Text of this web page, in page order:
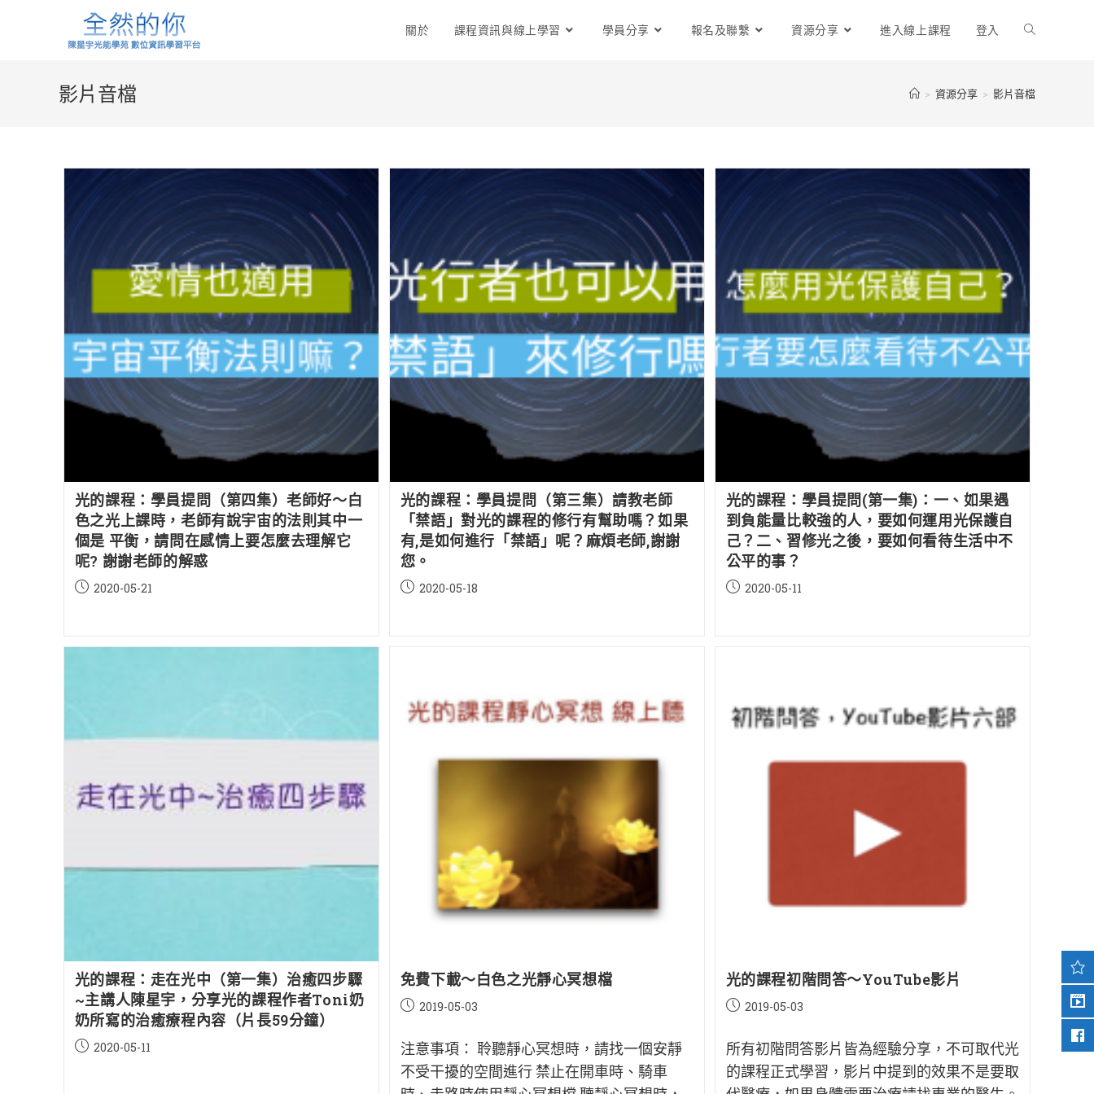
關於 課程資訊與線上學習 學員分享 報名及聯繫 資源分享 進入線上課程 登入
影片音檔 > 資源分享 > 影片音檔
光的課程：學員提問（第四集）老師好～白
色之光上課時，老師有說宇宙的法則其中一
個是 平衡，請問在感情上要怎麼去理解它
呢? 謝謝老師的解惑
Post2020-05-21
光的課程：學員提問（第三集）請教老師
「禁語」對光的課程的修行有幫助嗎？如果
有,是如何進行「禁語」呢？麻煩老師,謝謝
您。
Post2020-05-18
光的課程：學員提問(第一集)：一、如果遇
到負能量比較強的人，要如何運用光保護自
己？二、習修光之後，要如何看待生活中不
公平的事？
Post2020-05-11
光的課程：走在光中（第一集）治癒四步驟
~主講人陳星宇，分享光的課程作者Toni奶
奶所寫的治癒療程內容（片長59分鐘）
Post2020-05-11
免費下載～白色之光靜心冥想檔
Post2019-05-03
注意事項： 聆聽靜心冥想時，請找一個安靜
不受干擾的空間進行 禁止在開車時、騎車
光的課程初階問答～YouTube影片
Post2019-05-03
所有初階問答影片皆為經驗分享，不可取代光
的課程正式學習，影片中提到的效果不是要取